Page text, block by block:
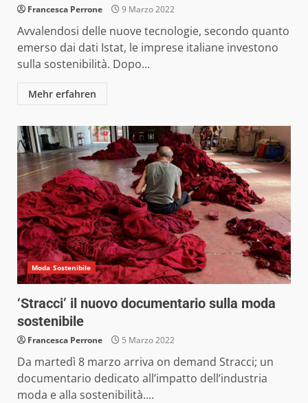
Francesca Perrone 9 Marzo 2022
Avvalendosi delle nuove tecnologie, secondo quanto
emerso dai dati Istat, le imprese italiane investono
sulla sostenibilità. Dopo...
Mehr erfahren
Moda Sostenibile
‘Stracci’ il nuovo documentario sulla moda
sostenibile
Francesca Perrone 5 Marzo 2022
Da martedì 8 marzo arriva on demand Stracci; un
documentario dedicato all’impatto dell’industria
moda e alla sostenibilità....